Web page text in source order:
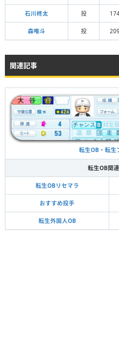
石川柊太 投
森唯斗 投 209
関連記事
転生OB・転生
転生OB関
転生OBリセマラ
おすすめ投手
転生外国人OB